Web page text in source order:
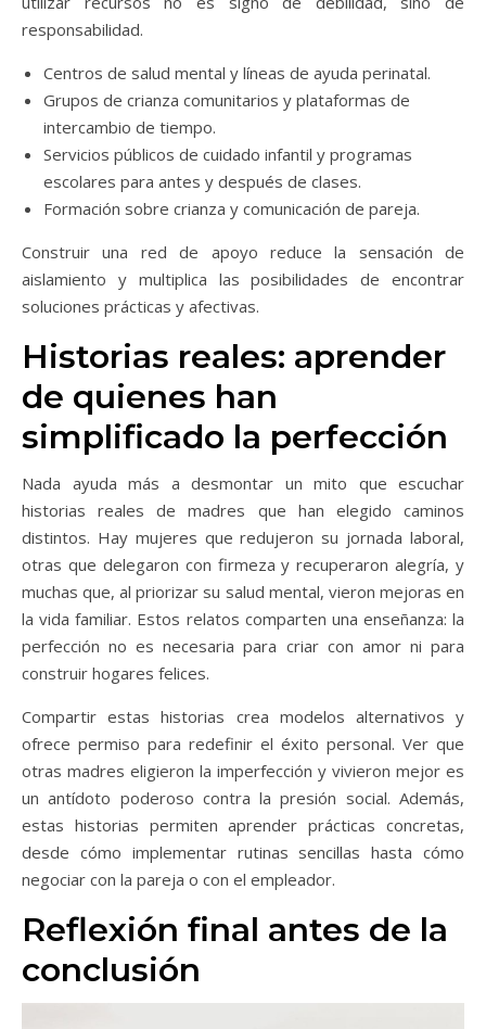
responsabilidad.
Centros de salud mental y líneas de ayuda perinatal.
Grupos de crianza comunitarios y plataformas de
intercambio de tiempo.
Servicios públicos de cuidado infantil y programas
escolares para antes y después de clases.
Formación sobre crianza y comunicación de pareja.
Construir una red de apoyo reduce la sensación de
aislamiento y multiplica las posibilidades de encontrar
soluciones prácticas y afectivas.
Historias reales: aprender
de quienes han
simplificado la perfección
Nada ayuda más a desmontar un mito que escuchar
historias reales de madres que han elegido caminos
distintos. Hay mujeres que redujeron su jornada laboral,
otras que delegaron con firmeza y recuperaron alegría, y
muchas que, al priorizar su salud mental, vieron mejoras en
la vida familiar. Estos relatos comparten una enseñanza: la
perfección no es necesaria para criar con amor ni para
construir hogares felices.
Compartir estas historias crea modelos alternativos y
ofrece permiso para redefinir el éxito personal. Ver que
otras madres eligieron la imperfección y vivieron mejor es
un antídoto poderoso contra la presión social. Además,
estas historias permiten aprender prácticas concretas,
desde cómo implementar rutinas sencillas hasta cómo
negociar con la pareja o con el empleador.
Reflexión final antes de la
conclusión